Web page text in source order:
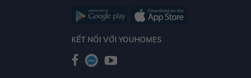
KẾT NỐI VỚI YOUHOMES